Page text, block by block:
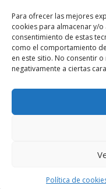
Para ofrecer las mejores
cookies para almacenar y/
consentimiento de estas
como el comportamiento
en este sitio. No consentir
negativamente a ciertas
Política de
logo SID
Diseño web